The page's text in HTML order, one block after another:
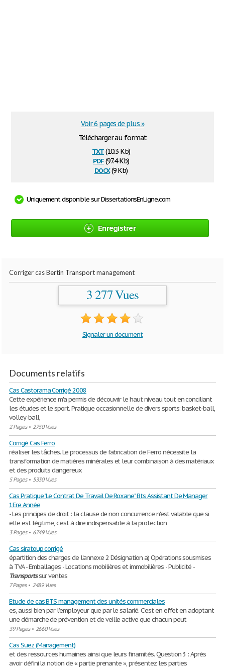
Télécharger au format
txt(10.3 Kb)
pdf(97.4 Kb)
docx(9 Kb)
Voir 6 pages de plus »
Uniquement disponible sur DissertationsEnLigne.com
Enregistrer
Corriger cas Bertin Transport management
3 277 Vues
Signaler un document
Documents relatifs
Cas Castorama Corrigé 2008
Cette expérience m'a permis de découvrir le haut niveau tout en conciliant
les études et le sport. Pratique occasionnelle de divers sports: basket-ball,
volley-ball,
2 Pages• 2750 Vues
Corrigé Cas Ferro
réaliser les tâches. Le processus de fabrication de Ferro nécessite la
transformation de matières minérales et leur combinaison à des matériaux
et des produits dangereux
5 Pages• 5330 Vues
Cas Pratique "Le Contrat De Travail De Roxane" Bts Assistant De Manager
1Ere Année
- Les principes de droit : la clause de non concurrence n'est valable que si
elle est légitime, c'est à dire indispensable à la protection
3 Pages• 6749 Vues
Cas siratoup corrigé
épartition des charges de l'annexe 2 Désignation a) Opérations sousmises
à TVA - Emballages - Locations mobilières et immobilières - Publicité -
Transportssur ventes
7 Pages• 2489 Vues
Etude de cas BTS management des unités commerciales
es, aussi bien par l’employeur que par le salarié. C’est en effet en adoptant
une démarche de prévention et de veille active que chacun peut
39 Pages• 2660 Vues
Cas Suez (Management)
et des ressources humaines ainsi que leurs finamités. Question 3 : Après
avoir défini la notion de « partie prenante », présentez les parties